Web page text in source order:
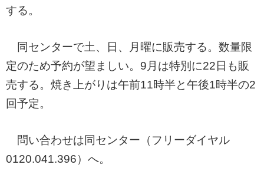
する。
同センターで土、日、月曜に販売する。数量限
定のため予約が望ましい。9月は特別に22日も販
売する。焼き上がりは午前11時半と午後1時半の2
回予定。
問い合わせは同センター（フリーダイヤル
0120.041.396）へ。